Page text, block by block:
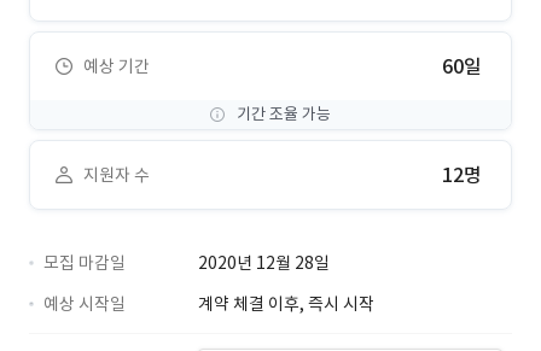
예상 기간 60일
기간 조율 가능
지원자 수 12명
모집 마감일
2020년 12월 28일
예상 시작일
계약 체결 이후, 즉시 시작